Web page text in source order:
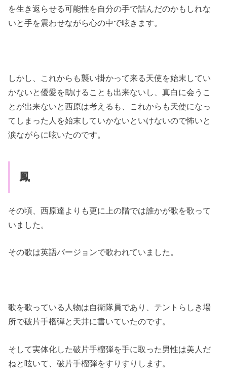
を生き返らせる可能性を自分の手で詰んだのかもしれな
いと手を震わせながら心の中で呟きます。
しかし、これからも襲い掛かって来る天使を始末してい
かないと優愛を助けることも出来ないし、真白に会うこ
とが出来ないと西原は考えるも、これからも天使になっ
てしまった人を始末していかないといけないので怖いと
涙ながらに呟いたのです。
鳳
その頃、西原達よりも更に上の階では誰かが歌を歌って
いました。
その歌は英語バージョンで歌われていました。
歌を歌っている人物は自衛隊員であり、テントらしき場
所で破片手榴弾と天井に書いていたのです。
そして実体化した破片手榴弾を手に取った男性は美人だ
ねと呟いて、破片手榴弾をすりすりします。